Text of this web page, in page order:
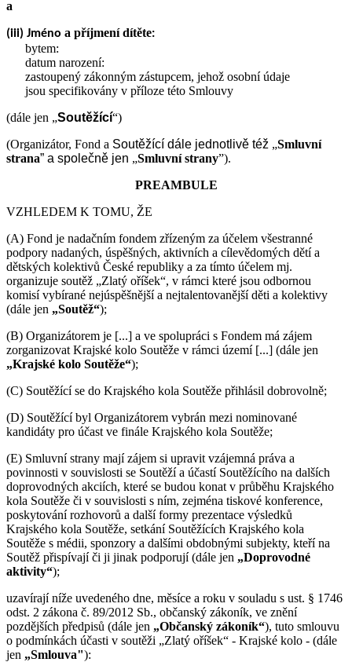
a
(iii) Jméno a příjmení dítěte:
bytem:
datum narození:
zastoupený zákonným zástupcem, jehož osobní údaje
jsou specifikovány v příloze této Smlouvy
(dále jen „Soutěžící“)
(Organizátor, Fond a Soutěžící dále jednotlivě též „Smluvní
strana” a společně jen „Smluvní strany”).
PREAMBULE
VZHLEDEM K TOMU, ŽE
(A) Fond je nadačním fondem zřízeným za účelem všestranné
podpory nadaných, úspěšných, aktivních a cílevědomých dětí a
dětských kolektivů České republiky a za tímto účelem mj.
organizuje soutěž „Zlatý oříšek“, v rámci které jsou odbornou
komisí vybírané nejúspěšnější a nejtalentovanější děti a kolektivy
(dále jen „Soutěž“);
(B) Organizátorem je [...] a ve spolupráci s Fondem má zájem
zorganizovat Krajské kolo Soutěže v rámci území [...] (dále jen
„Krajské kolo Soutěže“);
(C) Soutěžící se do Krajského kola Soutěže přihlásil dobrovolně;
(D) Soutěžící byl Organizátorem vybrán mezi nominované
kandidáty pro účast ve finále Krajského kola Soutěže;
(E) Smluvní strany mají zájem si upravit vzájemná práva a
povinnosti v souvislosti se Soutěží a účastí Soutěžícího na dalších
doprovodných akciích, které se budou konat v průběhu Krajského
kola Soutěže či v souvislosti s ním, zejména tiskové konference,
poskytování rozhovorů a další formy prezentace výsledků
Krajského kola Soutěže, setkání Soutěžících Krajského kola
Soutěže s médii, sponzory a dalšími obdobnými subjekty, kteří na
Soutěž přispívají či ji jinak podporují (dále jen „Doprovodné
aktivity“);
uzavírají níže uvedeného dne, měsíce a roku v souladu s ust. § 1746
odst. 2 zákona č. 89/2012 Sb., občanský zákoník, ve znění
pozdějších předpisů (dále jen „Občanský zákoník“), tuto smlouvu
o podmínkách účasti v soutěži „Zlatý oříšek“ - Krajské kolo - (dále
jen „Smlouva"):